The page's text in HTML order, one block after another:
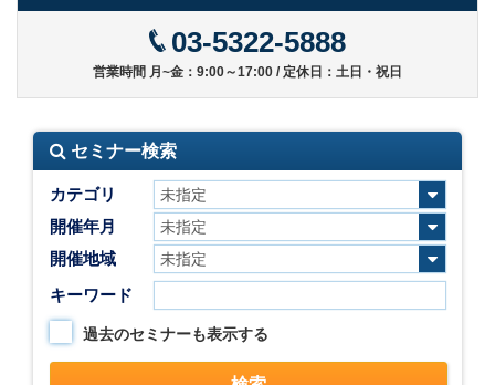
03-5322-5888
営業時間 月~金：9:00～17:00 / 定休日：土日・祝日
セミナー検索
カテゴリ
開催年月
開催地域
キーワード
過去のセミナーも表示する